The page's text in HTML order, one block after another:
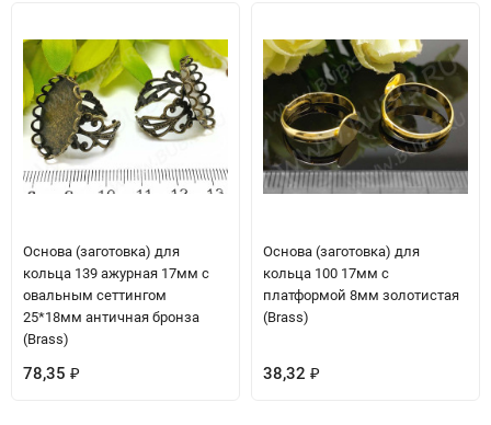
Основа (заготовка) для
кольца 139 ажурная 17мм с
овальным сеттингом
25*18мм античная бронза
(Brass)
78,35 ₽
Основа (заготовка) для
кольца 100 17мм с
платформой 8мм золотистая
(Brass)
38,32 ₽